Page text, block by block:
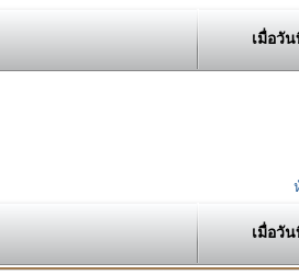
เมื่อวัน
เมื่อวัน